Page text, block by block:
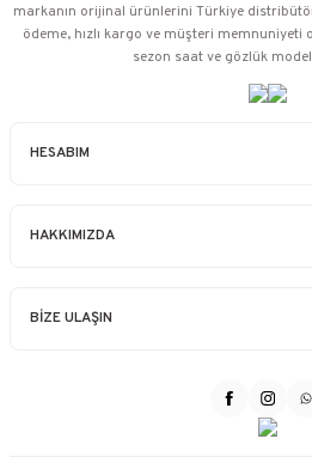
HESABIM
HAKKIMIZDA
BİZE ULAŞIN
markanın orijinal ürünlerini Türkiye
ödeme, hızlı kargo ve müşteri memnuniyeti
sezon saat ve gözlük